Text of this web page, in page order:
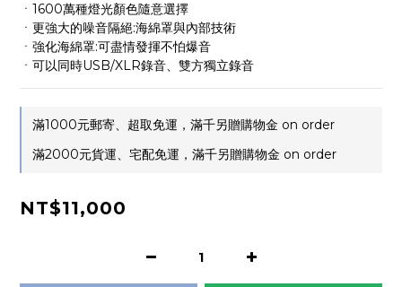
ㆍ1600萬種燈光顏色隨意選擇
ㆍ更強大的噪音隔絕:海綿罩與內部技術
ㆍ強化海綿罩:可盡情發揮不怕爆音
ㆍ可以同時USB/XLR錄音、雙方獨立錄音
滿1000元郵寄、超取免運，滿千另贈購物金 on order
滿2000元貨運、宅配免運，滿千另贈購物金 on order
NT$11,000